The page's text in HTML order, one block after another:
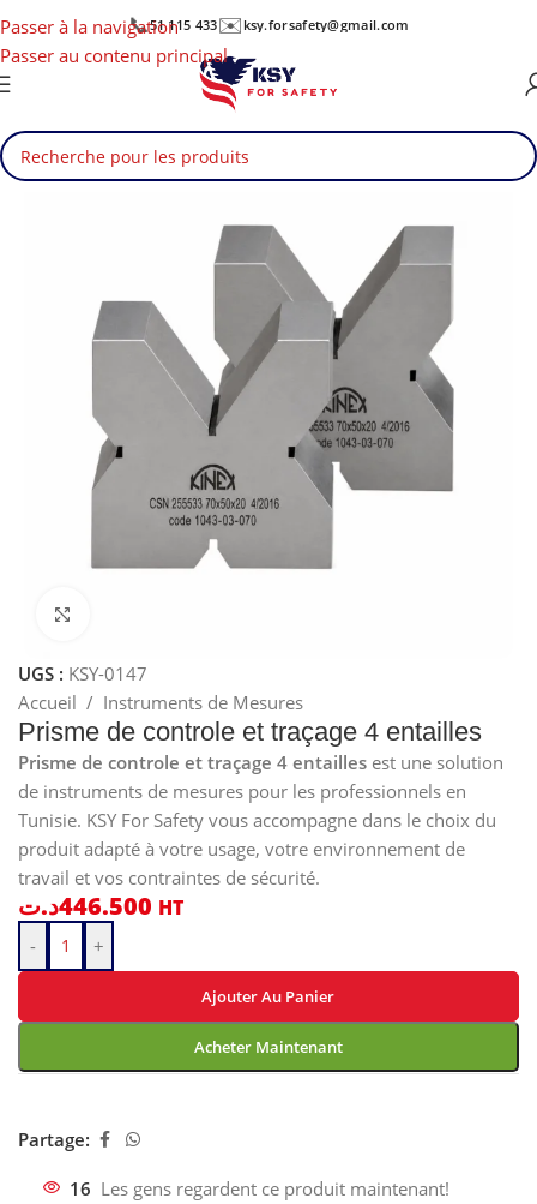
Passer à la navigation
Passer au contenu principal
📞51 115 433✉️ ksy.forsafety@gmail.com
UGS : KSY-0147
Accueil / Instruments de Mesures
Prisme de controle et traçage 4 entailles
Prisme de controle et traçage 4 entailles est une solution
de instruments de mesures pour les professionnels en
Tunisie. KSY For Safety vous accompagne dans le choix du
produit adapté à votre usage, votre environnement de
travail et vos contraintes de sécurité.
446.500د.ت HT
- +
Ajouter Au Panier
Acheter Maintenant
Partage:
16 Les gens regardent ce produit maintenant!